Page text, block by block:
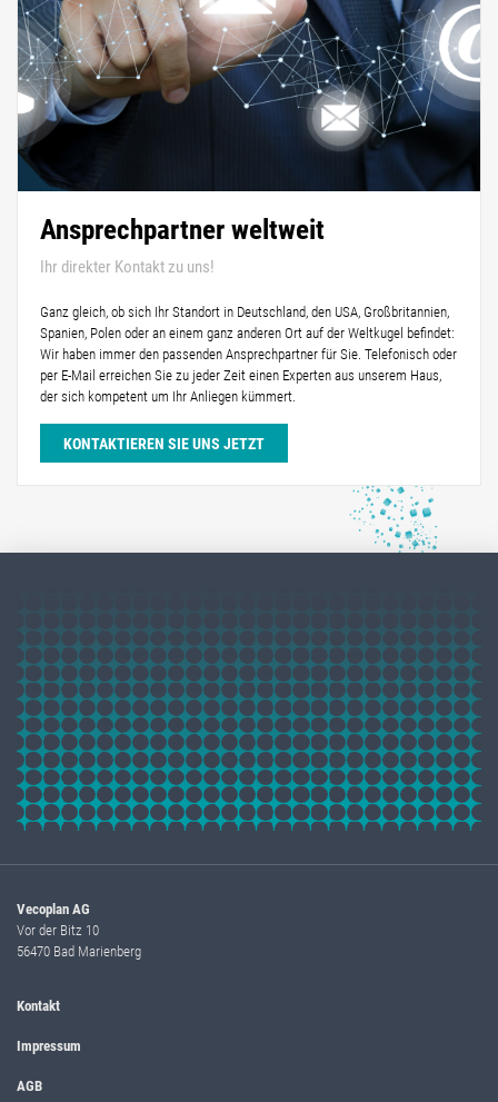
Ansprechpartner weltweit
Ihr direkter Kontakt zu uns!
Ganz gleich, ob sich Ihr Standort in Deutschland, den USA, Großbritannien,
Spanien, Polen oder an einem ganz anderen Ort auf der Weltkugel befindet:
Wir haben immer den passenden Ansprechpartner für Sie. Telefonisch oder
per E-Mail erreichen Sie zu jeder Zeit einen Experten aus unserem Haus,
der sich kompetent um Ihr Anliegen kümmert.
KONTAKTIEREN SIE UNS JETZT
Vecoplan AG
Vor der Bitz 10
56470 Bad Marienberg
Kontakt
Impressum
AGB